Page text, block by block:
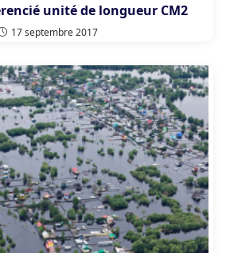
unité de longueur CM2
17 septembre 2017